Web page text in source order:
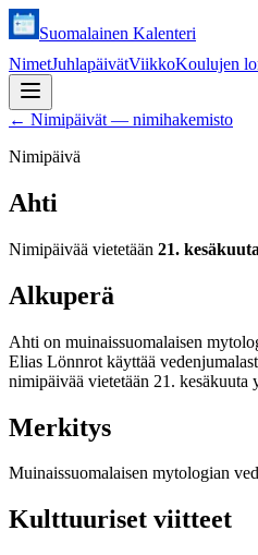
Suomalainen Kalenteri
NimetJuhlapäivätViikkoKoulujen
← Nimipäivät — nimihakemisto
Nimipäivä
Ahti
Nimipäivää vietetään 21. kesäkuuta
Alkuperä
Ahti on muinaissuomalaisen
Elias Lönnrot käyttää
nimipäivää vietetään 21. kesäkuuta
Merkitys
Muinaissuomalaisen mytologian
Kulttuuriset viitteet